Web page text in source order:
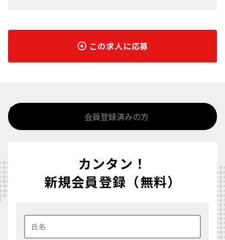
この求人に応募
%>
会員登録済みの方
カンタン！
新規会員登録（無料）